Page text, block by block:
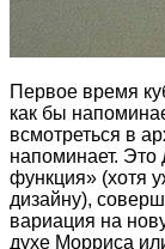
Первое время
как бы
всмотреться в
напоминает. Это
функция» (хотя
дизайну),
вариация на
духе Морриса